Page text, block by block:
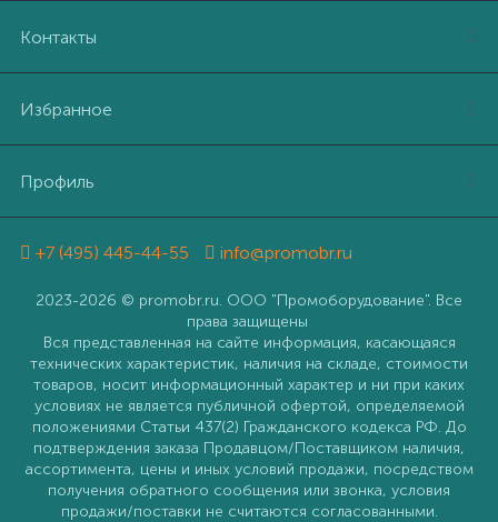
Контакты
Избранное
Профиль
+7 (495) 445-44-55 info@promobr.ru
2023-2026 © promobr.ru. ООО "Промоборудование". Все
права защищены
Вся представленная на сайте информация, касающаяся
технических характеристик, наличия на складе, стоимости
товаров, носит информационный характер и ни при каких
условиях не является публичной офертой, определяемой
положениями Статьи 437(2) Гражданского кодекса РФ. До
подтверждения заказа Продавцом/Поставщиком наличия,
ассортимента, цены и иных условий продажи, посредством
получения обратного сообщения или звонка, условия
продажи/поставки не считаются согласованными.